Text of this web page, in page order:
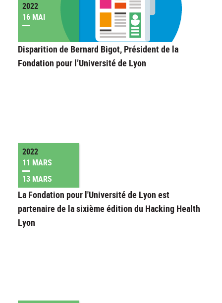
2022
16 MAI
Disparition de Bernard Bigot, Président de la
Fondation pour l’Université de Lyon
2022
11 MARS
13 MARS
La Fondation pour l'Université de Lyon est
partenaire de la sixième édition du Hacking Health
Lyon